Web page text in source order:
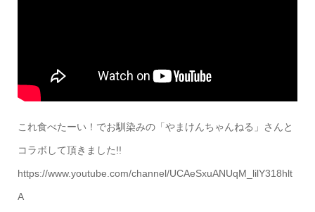
これ食べたーい！でお馴染みの「やまけんちゃんねる」さんと
コラボして頂きました!!
https://www.youtube.com/channel/UCAeSxuANUqM_lilY318hlt
A